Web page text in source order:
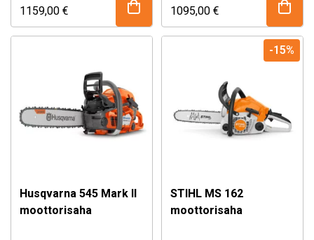
suunniteltu moottorisaha
13″ terävarustuksella
pienten ja keskikokoisten
puiden kaatoon,
katkaisuun ja karsintaan.
1159,00€
yhdistelmäkatkaisimen
ansiosta. Pitkäikäinen
ilmansuodatinjärjestelmä
HD2-ilmansuodattimella
Purusuojan kiinteät
mutterit. Innovatiivisesti
muotoiltu Light 04 -laippa
sekä uusi .325″ RS Pro-
Teho 3kW.
1095,00€
Husqvarna 545 Mark II
moottorisaha
-15%
STIHL MS 162
moottorisaha